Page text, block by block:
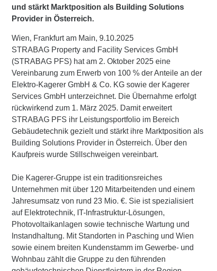
und stärkt Marktposition als Building Solutions
Provider in Österreich.
Wien, Frankfurt am Main, 9.10.2025
STRABAG Property and Facility Services GmbH
(STRABAG PFS) hat am 2. Oktober 2025 eine
Vereinbarung zum Erwerb von 100 % der Anteile an der
Elektro-Kagerer GmbH & Co. KG sowie der Kagerer
Services GmbH unterzeichnet. Die Übernahme erfolgt
rückwirkend zum 1. März 2025. Damit erweitert
STRABAG PFS ihr Leistungsportfolio im Bereich
Gebäudetechnik gezielt und stärkt ihre Marktposition als
Building Solutions Provider in Österreich. Über den
Kaufpreis wurde Stillschweigen vereinbart.
Die Kagerer-Gruppe ist ein traditionsreiches
Unternehmen mit über 120 Mitarbeitenden und einem
Jahresumsatz von rund 23 Mio. €. Sie ist spezialisiert
auf Elektrotechnik, IT-Infrastruktur-Lösungen,
Photovoltaikanlagen sowie technische Wartung und
Instandhaltung. Mit Standorten in Pasching und Wien
sowie einem breiten Kundenstamm im Gewerbe- und
Wohnbau zählt die Gruppe zu den führenden